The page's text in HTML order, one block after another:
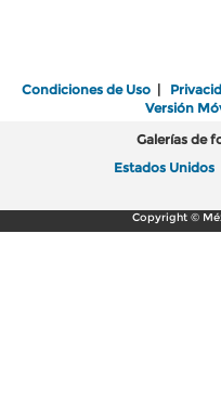
Condiciones de Uso |
Versión
Galerías de
Estados Unidos
Copyright ©